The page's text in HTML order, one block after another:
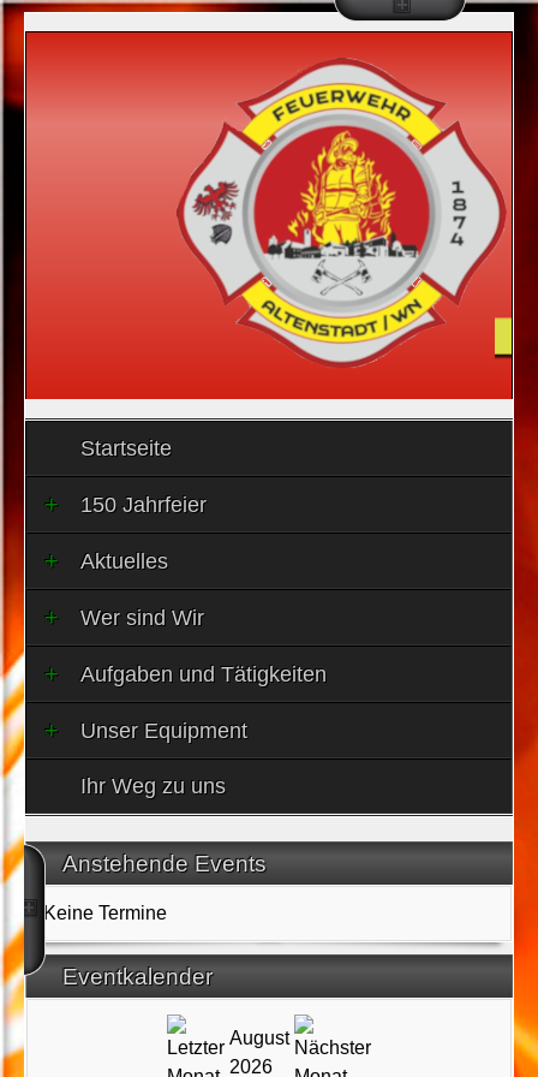
Startseite
150 Jahrfeier
Aktuelles
Wer sind Wir
Aufgaben und Tätigkeiten
Unser Equipment
Ihr Weg zu uns
Anstehende Events
Keine Termine
Eventkalender
August
2026